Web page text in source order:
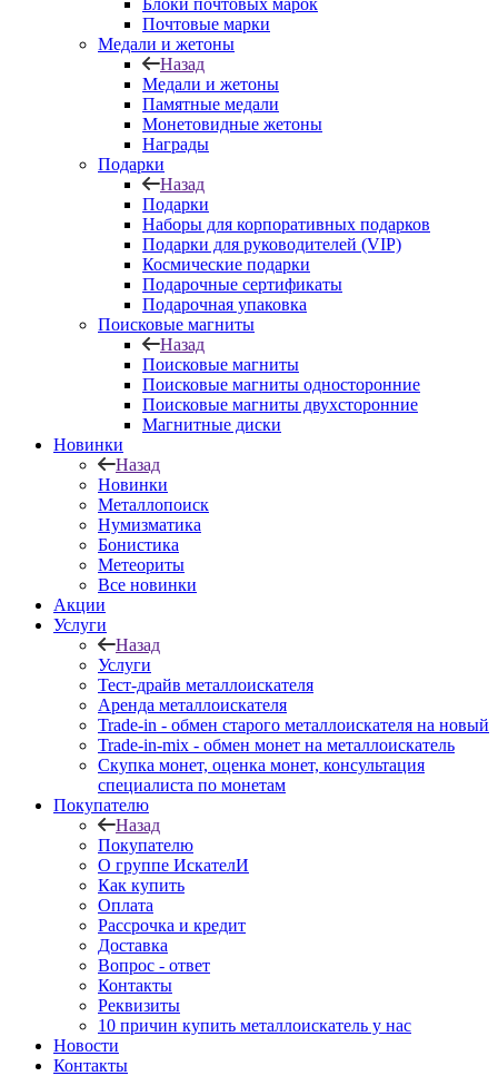
Блоки почтовых марок
Почтовые марки
Медали и жетоны
Назад
Медали и жетоны
Памятные медали
Монетовидные жетоны
Награды
Подарки
Назад
Подарки
Наборы для корпоративных подарков
Подарки для руководителей (VIP)
Космические подарки
Подарочные сертификаты
Подарочная упаковка
Поисковые магниты
Назад
Поисковые магниты
Поисковые магниты односторонние
Поисковые магниты двухсторонние
Магнитные диски
Новинки
Назад
Новинки
Металлопоиск
Нумизматика
Бонистика
Метеориты
Все новинки
Акции
Услуги
Назад
Услуги
Тест-драйв металлоискателя
Аренда металлоискателя
Trade-in - обмен старого металлоискателя на новый
Trade-in-mix - обмен монет на металлоискатель
Скупка монет, оценка монет, консультация
специалиста по монетам
Покупателю
Назад
Покупателю
О группе ИскателИ
Как купить
Оплата
Рассрочка и кредит
Доставка
Вопрос - ответ
Контакты
Реквизиты
10 причин купить металлоискатель у нас
Новости
Контакты